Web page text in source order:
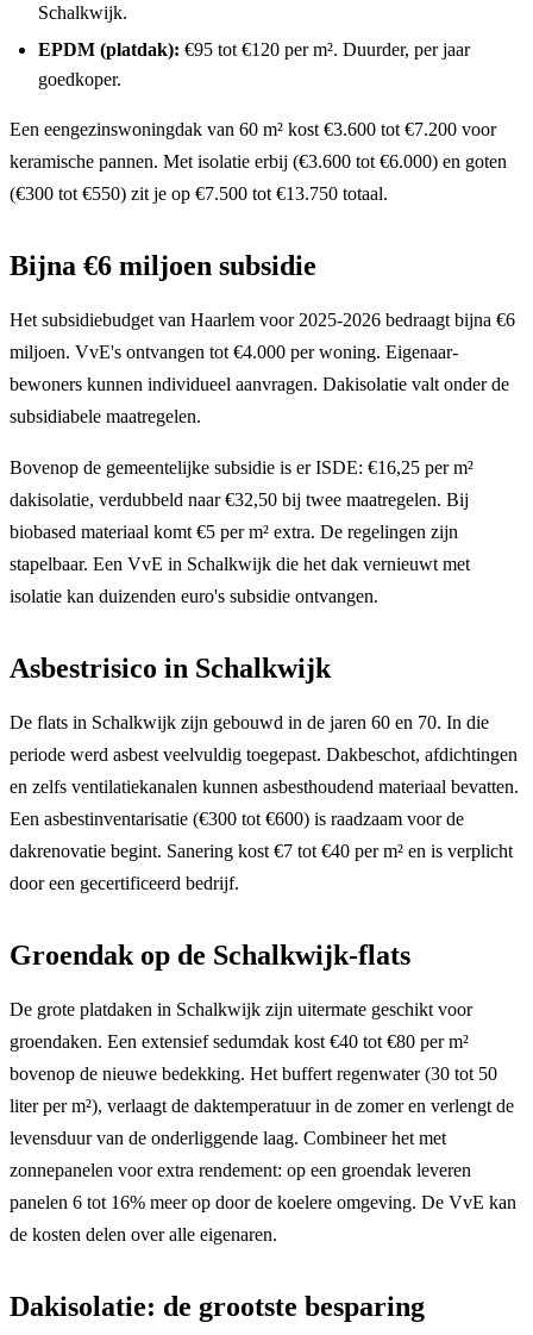
Schalkwijk.
EPDM (platdak): €95 tot €120 per m². Duurder, per jaar
goedkoper.
Een eengezinswoningdak van 60 m² kost €3.600 tot €7.200 voor
keramische pannen. Met isolatie erbij (€3.600 tot €6.000) en goten
(€300 tot €550) zit je op €7.500 tot €13.750 totaal.
Bijna €6 miljoen subsidie
Het subsidiebudget van Haarlem voor 2025-2026 bedraagt bijna €6
miljoen. VvE's ontvangen tot €4.000 per woning. Eigenaar-
bewoners kunnen individueel aanvragen. Dakisolatie valt onder de
subsidiabele maatregelen.
Bovenop de gemeentelijke subsidie is er ISDE: €16,25 per m²
dakisolatie, verdubbeld naar €32,50 bij twee maatregelen. Bij
biobased materiaal komt €5 per m² extra. De regelingen zijn
stapelbaar. Een VvE in Schalkwijk die het dak vernieuwt met
isolatie kan duizenden euro's subsidie ontvangen.
Asbestrisico in Schalkwijk
De flats in Schalkwijk zijn gebouwd in de jaren 60 en 70. In die
periode werd asbest veelvuldig toegepast. Dakbeschot, afdichtingen
en zelfs ventilatiekanalen kunnen asbesthoudend materiaal bevatten.
Een asbestinventarisatie (€300 tot €600) is raadzaam voor de
dakrenovatie begint. Sanering kost €7 tot €40 per m² en is verplicht
door een gecertificeerd bedrijf.
Groendak op de Schalkwijk-flats
De grote platdaken in Schalkwijk zijn uitermate geschikt voor
groendaken. Een extensief sedumdak kost €40 tot €80 per m²
bovenop de nieuwe bedekking. Het buffert regenwater (30 tot 50
liter per m²), verlaagt de daktemperatuur in de zomer en verlengt de
levensduur van de onderliggende laag. Combineer het met
zonnepanelen voor extra rendement: op een groendak leveren
panelen 6 tot 16% meer op door de koelere omgeving. De VvE kan
de kosten delen over alle eigenaren.
Dakisolatie: de grootste besparing